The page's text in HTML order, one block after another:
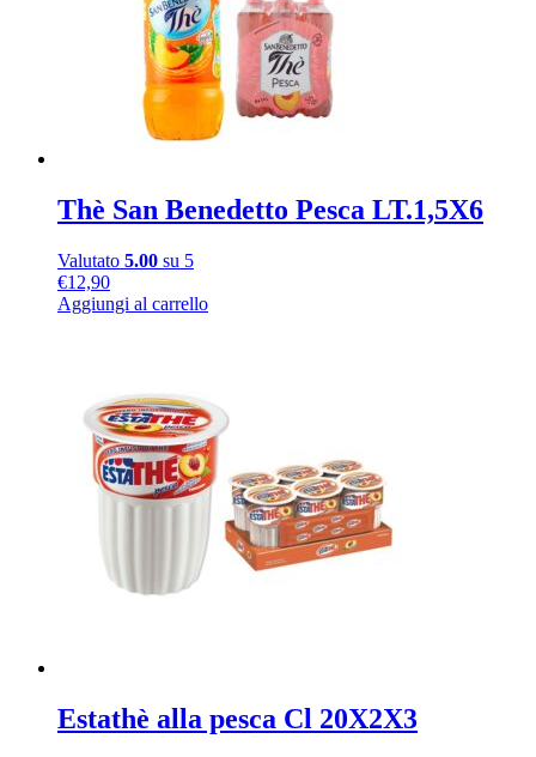
Thè San Benedetto Pesca LT.1,5X6
Valutato 5.00 su 5
€12,90
Aggiungi al carrello
Estathè alla pesca Cl 20X2X3